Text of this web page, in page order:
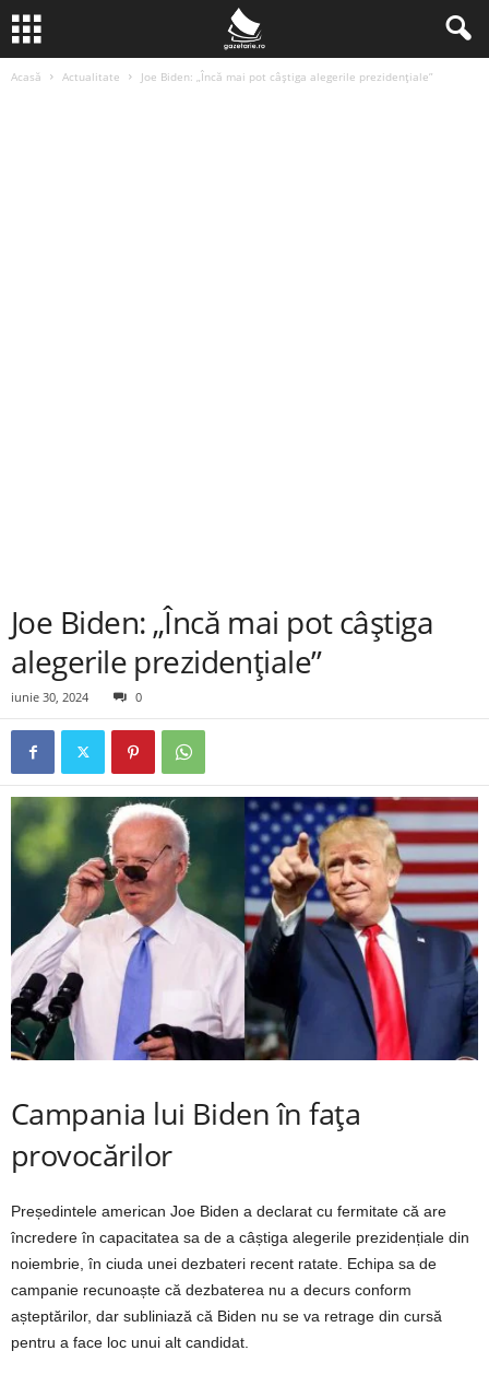
Acasă Actualitate Joe Biden: „Încă mai pot câștiga alegerile prezidențiale”
Joe Biden: „Încă mai pot câștiga
alegerile prezidențiale”
iunie 30, 2024 0
Campania lui Biden în fața
provocărilor
Președintele american Joe Biden a declarat cu fermitate că are
încredere în capacitatea sa de a câștiga alegerile prezidențiale din
noiembrie, în ciuda unei dezbateri recent ratate. Echipa sa de
campanie recunoaște că dezbaterea nu a decurs conform
așteptărilor, dar subliniază că Biden nu se va retrage din cursă
pentru a face loc unui alt candidat.